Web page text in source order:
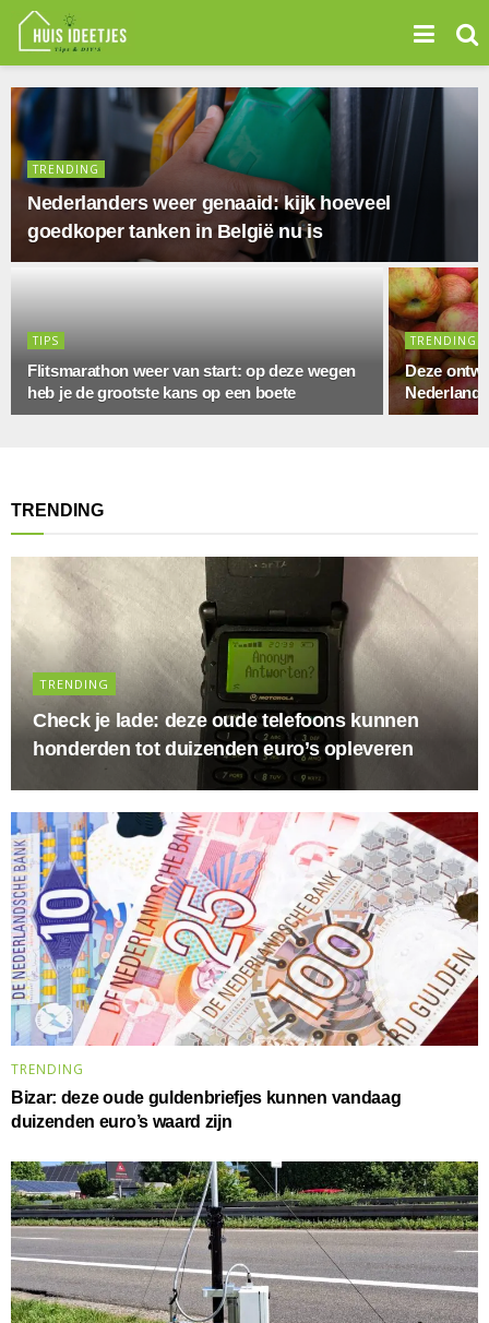
TRENDING
Nederlanders weer genaaid: kijk hoeveel
goedkoper tanken in België nu is
TIPS
Flitsmarathon weer van start: op deze wegen
heb je de grootste kans op een boete
TRENDING
Deze
TRENDING
TRENDING
Check je lade: deze oude telefoons kunnen
honderden tot duizenden euro’s opleveren
TRENDING
Bizar: deze oude guldenbriefjes kunnen vandaag
duizenden euro’s waard zijn